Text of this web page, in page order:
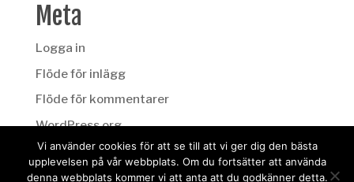
Meta
Logga in
Flöde för inlägg
Flöde för kommentarer
WordPress.org
Vi använder cookies för att se till att vi ger dig den bästa
upplevelsen på vår webbplats. Om du fortsätter att använda
denna webbplats kommer vi att anta att du godkänner detta.